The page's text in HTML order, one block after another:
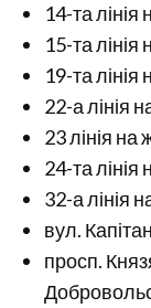
14-та
15-та
19-та
22-а лінія
23 лінія
24-та
32-а лінія
вул.
просп.